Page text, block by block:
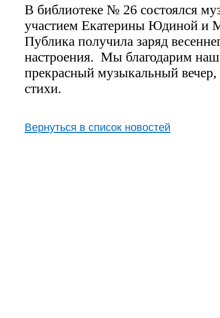
В библиотеке № 26 состоялся
участием Екатерины Юдиной и
Публика получила заряд
настроения. Мы благодарим
прекрасный музыкальный
стихи.
Вернуться в список новостей